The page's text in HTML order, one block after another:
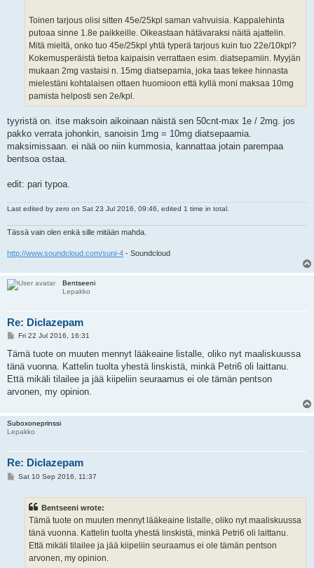
Toinen tarjous olisi sitten 45e/25kpl saman vahvuisia. Kappalehinta
putoaa sinne 1.8e paikkeille. Oikeastaan hätävaraksi näitä ajattelin.
Mitä mieltä, onko tuo 45e/25kpl yhtä typerä tarjous kuin tuo 22e/10kpl?
Kokemusperäistä tietoa kaipaisin verrattaen esim. diatsepamiin. Myyjän
mukaan 2mg vastaisi n. 15mg diatsepamia, joka taas tekee hinnasta
mielestäni kohtalaisen ottaen huomioon että kyllä moni maksaa 10mg
pamista helposti sen 2e/kpl.
tyyristä on. itse maksoin aikoinaan näistä sen 50cnt-max 1e / 2mg. jos
pakko verrata johonkin, sanoisin 1mg = 10mg diatsepaamia.
maksimissaan. ei nää oo niin kummosia, kannattaa jotain parempaa
bentsoa ostaa.
edit: pari typoa.
Last edited by zero on Sat 23 Jul 2016, 09:46, edited 1 time in total.
Tässä vain olen enkä sille mitään mahda.
http://www.soundcloud.com/suni-4 - Soundcloud
Bentseeni
Lepakko
Re: Diclazepam
P
s
Fri 22 Jul 2016, 16:31
Tämä tuote on muuten mennyt lääkeaine listalle, oliko nyt maaliskuussa
tänä vuonna. Kattelin tuolta yhestä linskistä, minkä Petri6 oli laittanu.
Että mikäli tilailee ja jää kiipeliin seuraamus ei ole tämän pentson
arvonen, my opinion.
Suboxoneprinssi
Lepakko
Re: Diclazepam
PSat 10 Sep 2016, 11:37
Bentseeni wrote:
Tämä tuote on muuten mennyt lääkeaine listalle, oliko nyt maaliskuussa
tänä vuonna. Kattelin tuolta yhestä linskistä, minkä Petri6 oli laittanu.
Että mikäli tilailee ja jää kiipeliin seuraamus ei ole tämän pentson
arvonen, my opinion.